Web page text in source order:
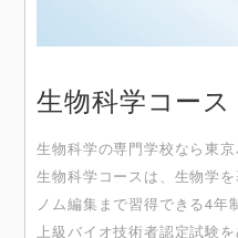
生物科学コー
⽣物科学の専⾨学校なら東
⽣物科学コースは、⽣物学
ノム編集まで習得できる4年
上級バイオ技術者認定試験